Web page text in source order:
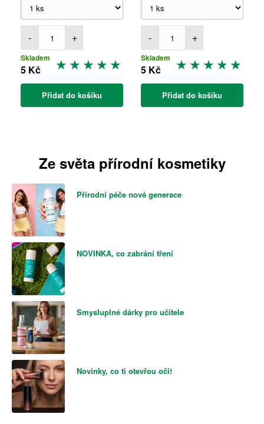
- +
Skladem
5 Kč
Přidat do košíku
- +
Skladem
5 Kč
Přidat do košíku
Ze světa přírodní kosmetiky
Přírodní péče nové generace
NOVINKA, co zabrání tření
Smysluplné dárky pro učitele
Novinky, co ti otevřou oči!